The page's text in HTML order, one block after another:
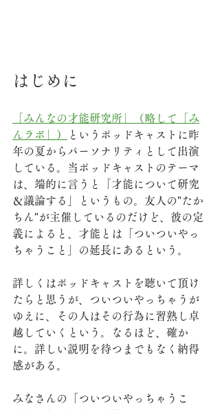
はじめに
「みんなの才能研究所」（略して「み
んラボ」）
というポッドキャストに昨
年の夏からパーソナリティとして出演
している。当ポッドキャストのテーマ
は、端的に言うと「才能について研究
＆議論する」というもの。友人の"たか
ちん"が主催しているのだけど、彼の定
義によると、才能とは「ついついやっ
ちゃうこと」の延長にあるという。
詳しくはポッドキャストを聴いて頂け
たらと思うが、ついついやっちゃうが
ゆえに、その人はその行為に習熟し卓
越していくという。なるほど、確か
に。詳しい説明を待つまでもなく納得
感がある。
みなさんの「ついついやっちゃうこ